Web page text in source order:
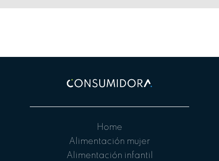
Home
Alimentación mujer
Alimentación infantil